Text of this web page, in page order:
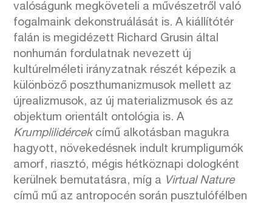
valóságunk megköveteli a művészetről való
fogalmaink dekonstruálását is. A kiállítótér
falán is megidézett Richard Grusin által
nonhumán fordulatnak nevezett új
kultúrelméleti irányzatnak részét képezik a
különböző poszthumanizmusok mellett az
újrealizmusok, az új materializmusok és az
objektum orientált ontológia is. A
Krumplilidércekcímű alkotásban magukra
hagyott, növekedésnek indult krumpligumók
amorf, riasztó, mégis hétköznapi dologként
kerülnek bemutatásra, míg a Virtual Nature
című mű az antropocén során pusztulófélben